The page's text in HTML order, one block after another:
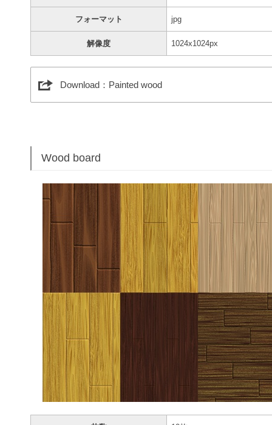
フォーマット jpg
解像度 1024x1024px
Download：Painted wood
Wood board